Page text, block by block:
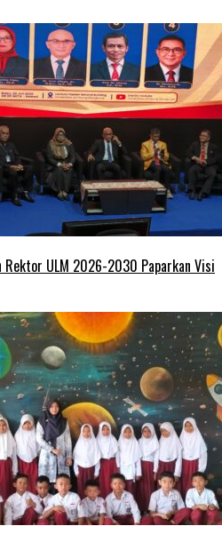
Rektor ULM 2026-2030 Paparkan Visi